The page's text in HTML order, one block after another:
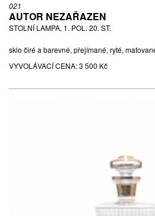
021
AUTOR NEZAŘAZEN
STOLNÍ LAMPA, 1. POL. 20. ST.
sklo čiré a barevné, přejímané, ryté,
VYVOLÁVACÍ CENA:3 500 Kč